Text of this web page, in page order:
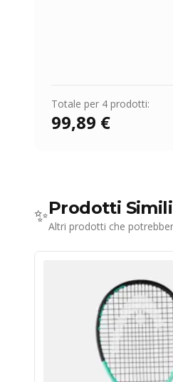
Totale per 4 prodotti:
99,89 €
✨Prodotti Simili
Altri prodotti che